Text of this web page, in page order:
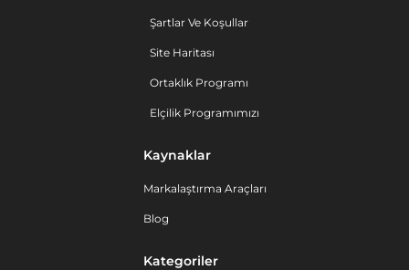
Şartlar Ve Koşullar
Site Haritası
Ortaklık Programı
Elçilik Programımızı
Kaynaklar
Markalaştırma Araçları
Blog
Kategoriler